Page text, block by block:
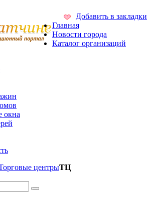
Добавить в закладки
Главная
Новости города
Каталог организаций
окна
центрыТЦ